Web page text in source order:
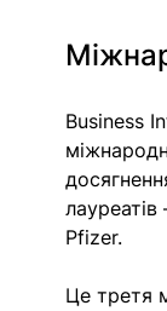
Business
Pfizer.
Це третя